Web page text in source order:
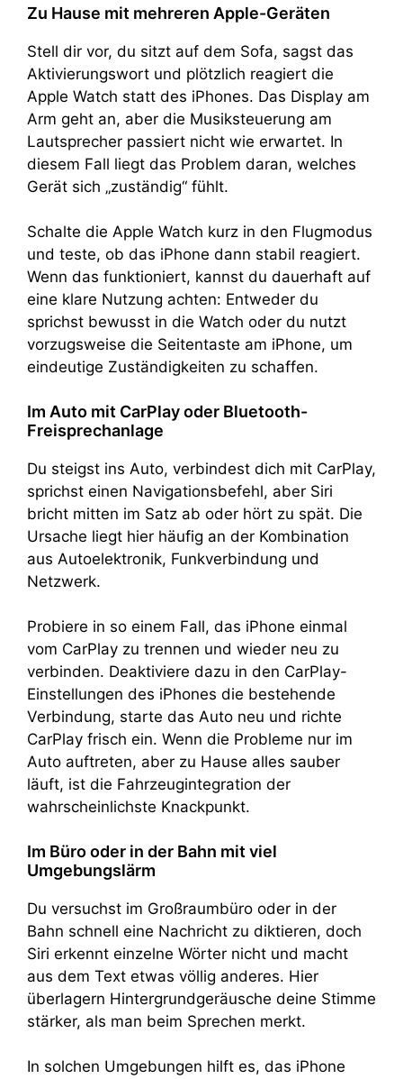
Zu Hause mit mehreren Apple-Geräten
Stell dir vor, du sitzt auf dem Sofa, sagst das
Aktivierungswort und plötzlich reagiert die
Apple Watch statt des iPhones. Das Display am
Arm geht an, aber die Musiksteuerung am
Lautsprecher passiert nicht wie erwartet. In
diesem Fall liegt das Problem daran, welches
Gerät sich „zuständig“ fühlt.
Schalte die Apple Watch kurz in den Flugmodus
und teste, ob das iPhone dann stabil reagiert.
Wenn das funktioniert, kannst du dauerhaft auf
eine klare Nutzung achten: Entweder du
sprichst bewusst in die Watch oder du nutzt
vorzugsweise die Seitentaste am iPhone, um
eindeutige Zuständigkeiten zu schaffen.
Im Auto mit CarPlay oder Bluetooth-
Freisprechanlage
Du steigst ins Auto, verbindest dich mit CarPlay,
sprichst einen Navigationsbefehl, aber Siri
bricht mitten im Satz ab oder hört zu spät. Die
Ursache liegt hier häufig an der Kombination
aus Autoelektronik, Funkverbindung und
Netzwerk.
Probiere in so einem Fall, das iPhone einmal
vom CarPlay zu trennen und wieder neu zu
verbinden. Deaktiviere dazu in den CarPlay-
Einstellungen des iPhones die bestehende
Verbindung, starte das Auto neu und richte
CarPlay frisch ein. Wenn die Probleme nur im
Auto auftreten, aber zu Hause alles sauber
läuft, ist die Fahrzeugintegration der
wahrscheinlichste Knackpunkt.
Im Büro oder in der Bahn mit viel
Umgebungslärm
Du versuchst im Großraumbüro oder in der
Bahn schnell eine Nachricht zu diktieren, doch
Siri erkennt einzelne Wörter nicht und macht
aus dem Text etwas völlig anderes. Hier
überlagern Hintergrundgeräusche deine Stimme
stärker, als man beim Sprechen merkt.
In solchen Umgebungen hilft es, das iPhone